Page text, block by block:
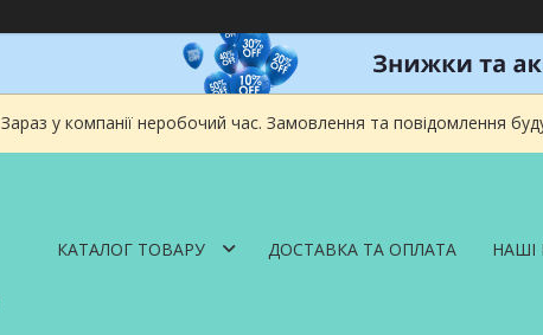
Зараз у компанії неробочий час. Замовлення та повідомлення
КАТАЛОГ ТОВАРУ ДОСТАВКА ТА ОПЛАТА НАШІ